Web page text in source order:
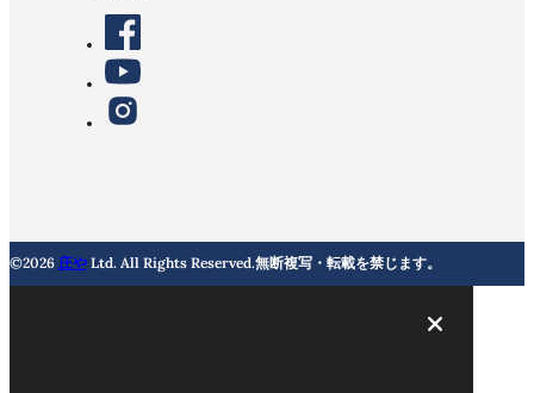
©2026 庄や Ltd. All Rights Reserved.無断複写・転載を禁じます。